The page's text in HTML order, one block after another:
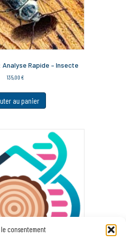
le consentement
Analyse Rapide – Insecte
135,00 €
au panier